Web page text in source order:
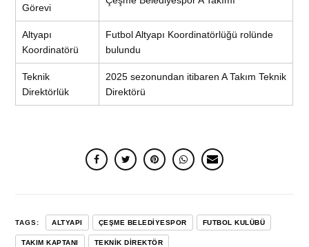
Görevi
Altyapı
Koordinatörü
Futbol Altyapı Koordinatörlüğü rolünde
bulundu
Teknik
Direktörlük
2025 sezonundan itibaren A Takım Teknik
Direktörü
TAGS: ALTYAPI ÇEŞME BELEDIYESPOR FUTBOL KULÜBÜ
TAKIM KAPTANI TEKNIK DIREKTÖR